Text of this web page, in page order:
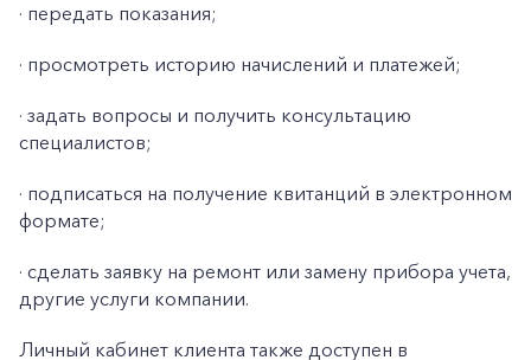
· передать показания;
· просмотреть историю начислений и платежей;
· задать вопросы и получить консультацию
специалистов;
· подписаться на получение квитанций в электронном
формате;
· сделать заявку на ремонт или замену прибора учета,
другие услуги компании.
Личный кабинет клиента также доступен в